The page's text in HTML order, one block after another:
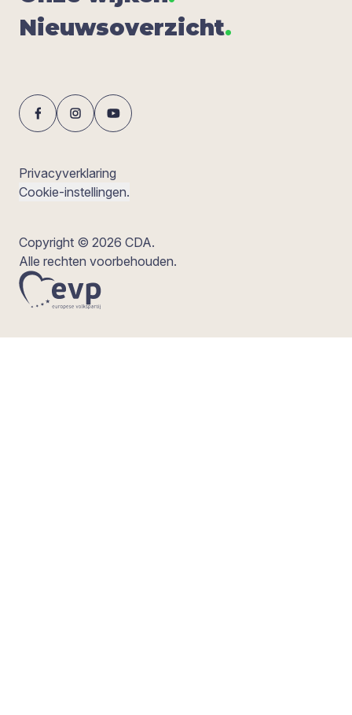
Nieuws­over­zicht.
Privacyverklaring
Cookie-instellingen.
Copyright © 2026 CDA.
Alle rechten voorbehouden.